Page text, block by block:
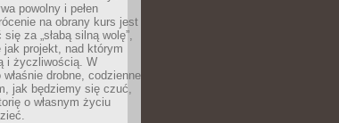
powolny i pełen
na obrany kurs jest
za „słabą silną wolę”,
jak projekt, nad którym
i życzliwością. W
drobne, codzienne
jak będziemy się czuć,
o własnym życiu